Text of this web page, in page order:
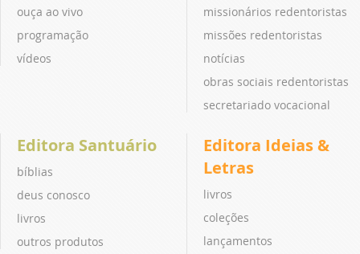
ouça ao vivo
programação
vídeos
missionários redentoristas
missões redentoristas
notícias
obras sociais redentoristas
secretariado vocacional
Editora Santuário
bíblias
deus conosco
livros
outros produtos
Editora Ideias &
Letras
livros
coleções
lançamentos